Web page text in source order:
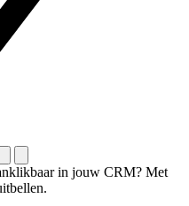
in jouw CRM? Met